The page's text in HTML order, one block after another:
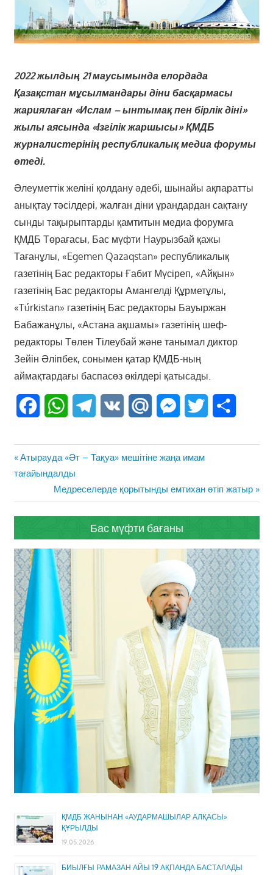
2022 жылдың 21 маусымында елордада
Қазақстан мұсылмандары діни басқармасы
жариялаған «Ислам – ынтымақ пен бірлік діні»
жылы аясында «Ізгілік жаршысы» ҚМДБ
журналистерінің республикалық медиа форумы
өтеді.
Әлеуметтік желіні қолдану әдебі, шынайы ақпаратты
анықтау тәсілдері, жалған діни ұрандардан сақтану
сынды тақырыптарды қамтитын медиа форумға
ҚМДБ Төрағасы, Бас мүфти Наурызбай қажы
Тағанұлы, «Egemen Qazaqstan» республикалық
газетінің Бас редакторы Ғабит Мүсіреп, «Айқын»
газетінің Бас редакторы Амангелді Құрметұлы,
«Túrkistan» газетінің Бас редакторы Бауыржан
Бабажанұлы, «Астана ақшамы» газетінің шеф-
редакторы Төлен Тілеубай және танымал диктор
Зейін Әліпбек, сонымен қатар ҚМДБ-ның
аймақтардағы баспасөз өкілдері қатысады.
FacebookWhatsAppTelegram
VK Mail.Ru Messenger
Twitter
Жазба
навигациясы
Previous
Post:
Атырауда «Әт – Тақуа» мешітіне жаңа имам
тағайындалды
Next
Post:
Медреселерде қорытынды емтихан өтіп жатыр
Бас мүфти бағаны
ҚМДБ ЖАНЫНАН «АУДАРМАШЫЛАР АЛҚАСЫ»
ҚҰРЫЛДЫ
19.05.2026
БИЫЛҒЫ РАМАЗАН АЙЫ 19 АҚПАНДА БАСТАЛАДЫ